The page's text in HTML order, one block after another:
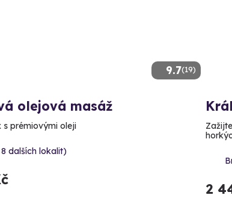
9.7(19)
olejová masáž
s prémiovými oleji
dalších lokalit)
2